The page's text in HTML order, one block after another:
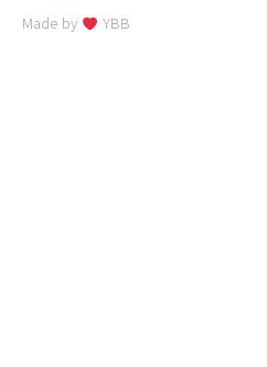
Made by YBB